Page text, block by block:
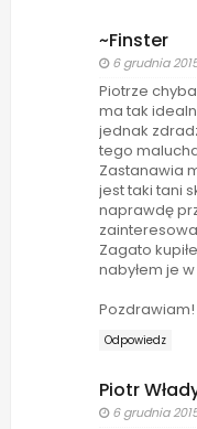
~Finster
6 grudnia
Piotrze
ma tak
jednak
tego
Zastanawia
jest taki tani
naprawdę
Zagato
nabyłem je
Pozdrawiam!
Odpowiedz
Piotr
6 grudnia